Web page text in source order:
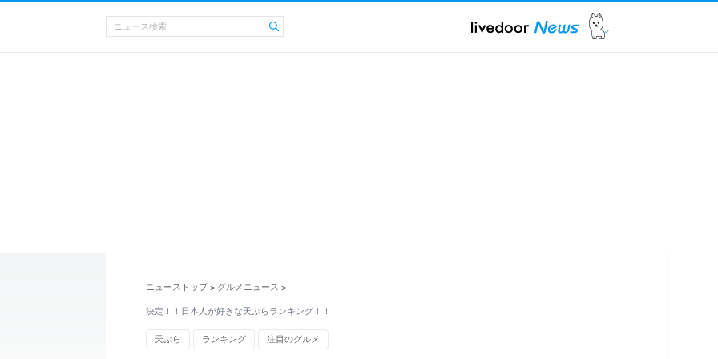
ニューストップ > グルメニュース >
決定！！日本人が好きな天ぷらランキング！！
天ぷら ランキング 注目のグルメ